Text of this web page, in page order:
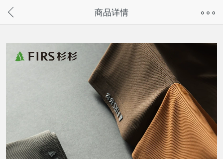
请通过微信或支付宝搜“奇兔客小程序”访问
商品详情